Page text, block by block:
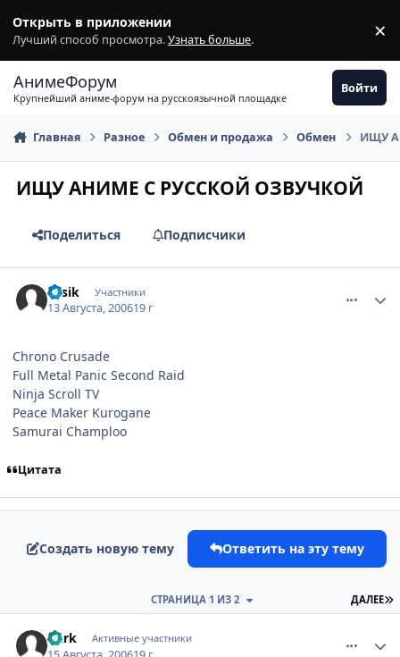
Открыть в приложении
Лучший способ просмотра.Узнать больше. ×
АнимеФорум
Крупнейший аниме-форум на русскоязычной площадке
Войти
Главная Разное Обмен и продажа Обмен ИЩУ
ИЩУ АНИМЕ С РУССКОЙ ОЗВУЧКОЙ
Поделиться Подписчики
Fesik Участники
13 Августа, 200619 г
Chrono Crusade
Full Metal Panic Second Raid
Ninja Scroll TV
Peace Maker Kurogane
Samurai Champloo
Цитата
Создать новую тему Ответить на эту тему
ДАЛЕЕ
СТРАНИЦА 1 ИЗ 2
Dark Активные участники